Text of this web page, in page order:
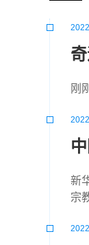
刚
新
宗